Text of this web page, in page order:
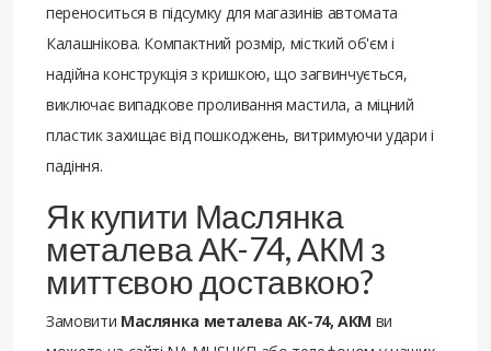
переноситься в підсумку для магазинів автомата
Калашнікова. Компактний розмір, місткий об'єм і
надійна конструкція з кришкою, що загвинчується,
виключає випадкове проливання мастила, а міцний
пластик захищає від пошкоджень, витримуючи удари і
падіння.
Як купити Маслянка
металева АК-74, АКМ з
миттєвою доставкою?
Замовити Маслянка металева АК-74, АКМ ви